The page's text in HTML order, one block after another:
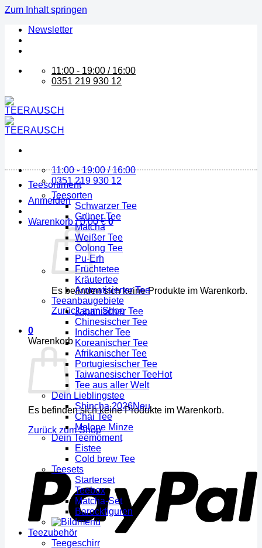
Zum Inhalt springen
Newsletter
11:00 - 19:00 / 16:00
0351 219 930 12
11:00 - 19:00 / 16:00
0351 219 930 12
Anmelden
Warenkorb /0,00€ 0
Es befinden sich keine Produkte im Warenkorb.
Zurück zum Shop
0
Warenkorb
Es befinden sich keine Produkte im Warenkorb.
Zurück zum Shop
Teesortiment
Teesorten
Schwarzer Tee
Grüner Tee
Matcha
Weißer Tee
Oolong Tee
Pu-Erh
Früchtetee
Kräutertee
Aromatisierter Tee
Teeanbaugebiete
Japanischer Tee
Chinesischer Tee
Indischer Tee
Koreanischer Tee
Afrikanischer Tee
Portugiesischer Tee
Taiwanesischer Tee
Tee aus aller Welt
Dein Lieblingstee
Shincha 2026
Chai Tee
Melone Minze
Dein Teemoment
Eistee
Cold brew Tee
Teesets
Starterset
Teebox
Matcha-Set
Barockfiguren
Teezubehör
Teegeschirr